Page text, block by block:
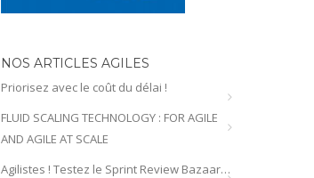
NOS ARTICLES AGILES
Priorisez avec le coût du délai !
FLUID SCALING TECHNOLOGY : FOR AGILE
AND AGILE AT SCALE
Agilistes ! Testez le Sprint Review Bazaar…